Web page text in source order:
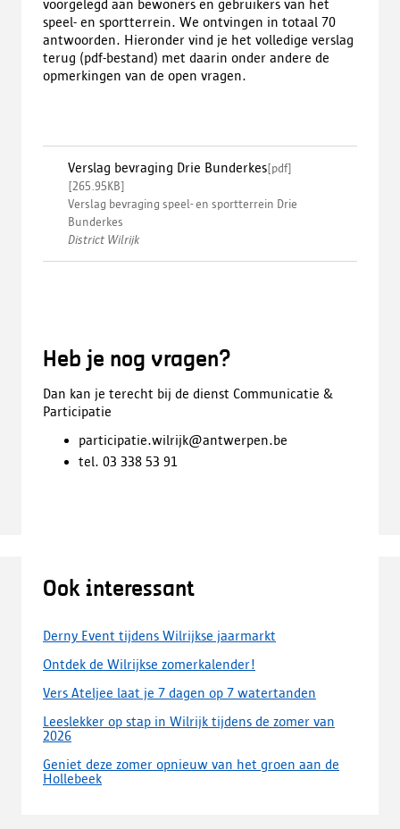
voorgelegd aan bewoners en gebruikers van het
speel- en sportterrein. We ontvingen in totaal 70
antwoorden. Hieronder vind je het volledige verslag
terug (pdf-bestand) met daarin onder andere de
opmerkingen van de open vragen.
Verslag bevraging Drie Bunderkes[pdf]
[265.95KB]
Verslag bevraging speel- en sportterrein Drie
Bunderkes
District Wilrijk
Heb je nog vragen?
Dan kan je terecht bij de dienst Communicatie &
Participatie
participatie.wilrijk@antwerpen.be
tel. 03 338 53 91
Ook interessant
Derny Event tijdens Wilrijkse jaarmarkt
Ontdek de Wilrijkse zomerkalender!
Vers Ateljee laat je 7 dagen op 7 watertanden
Leeslekker op stap in Wilrijk tijdens de zomer van
2026
Geniet deze zomer opnieuw van het groen aan de
Hollebeek